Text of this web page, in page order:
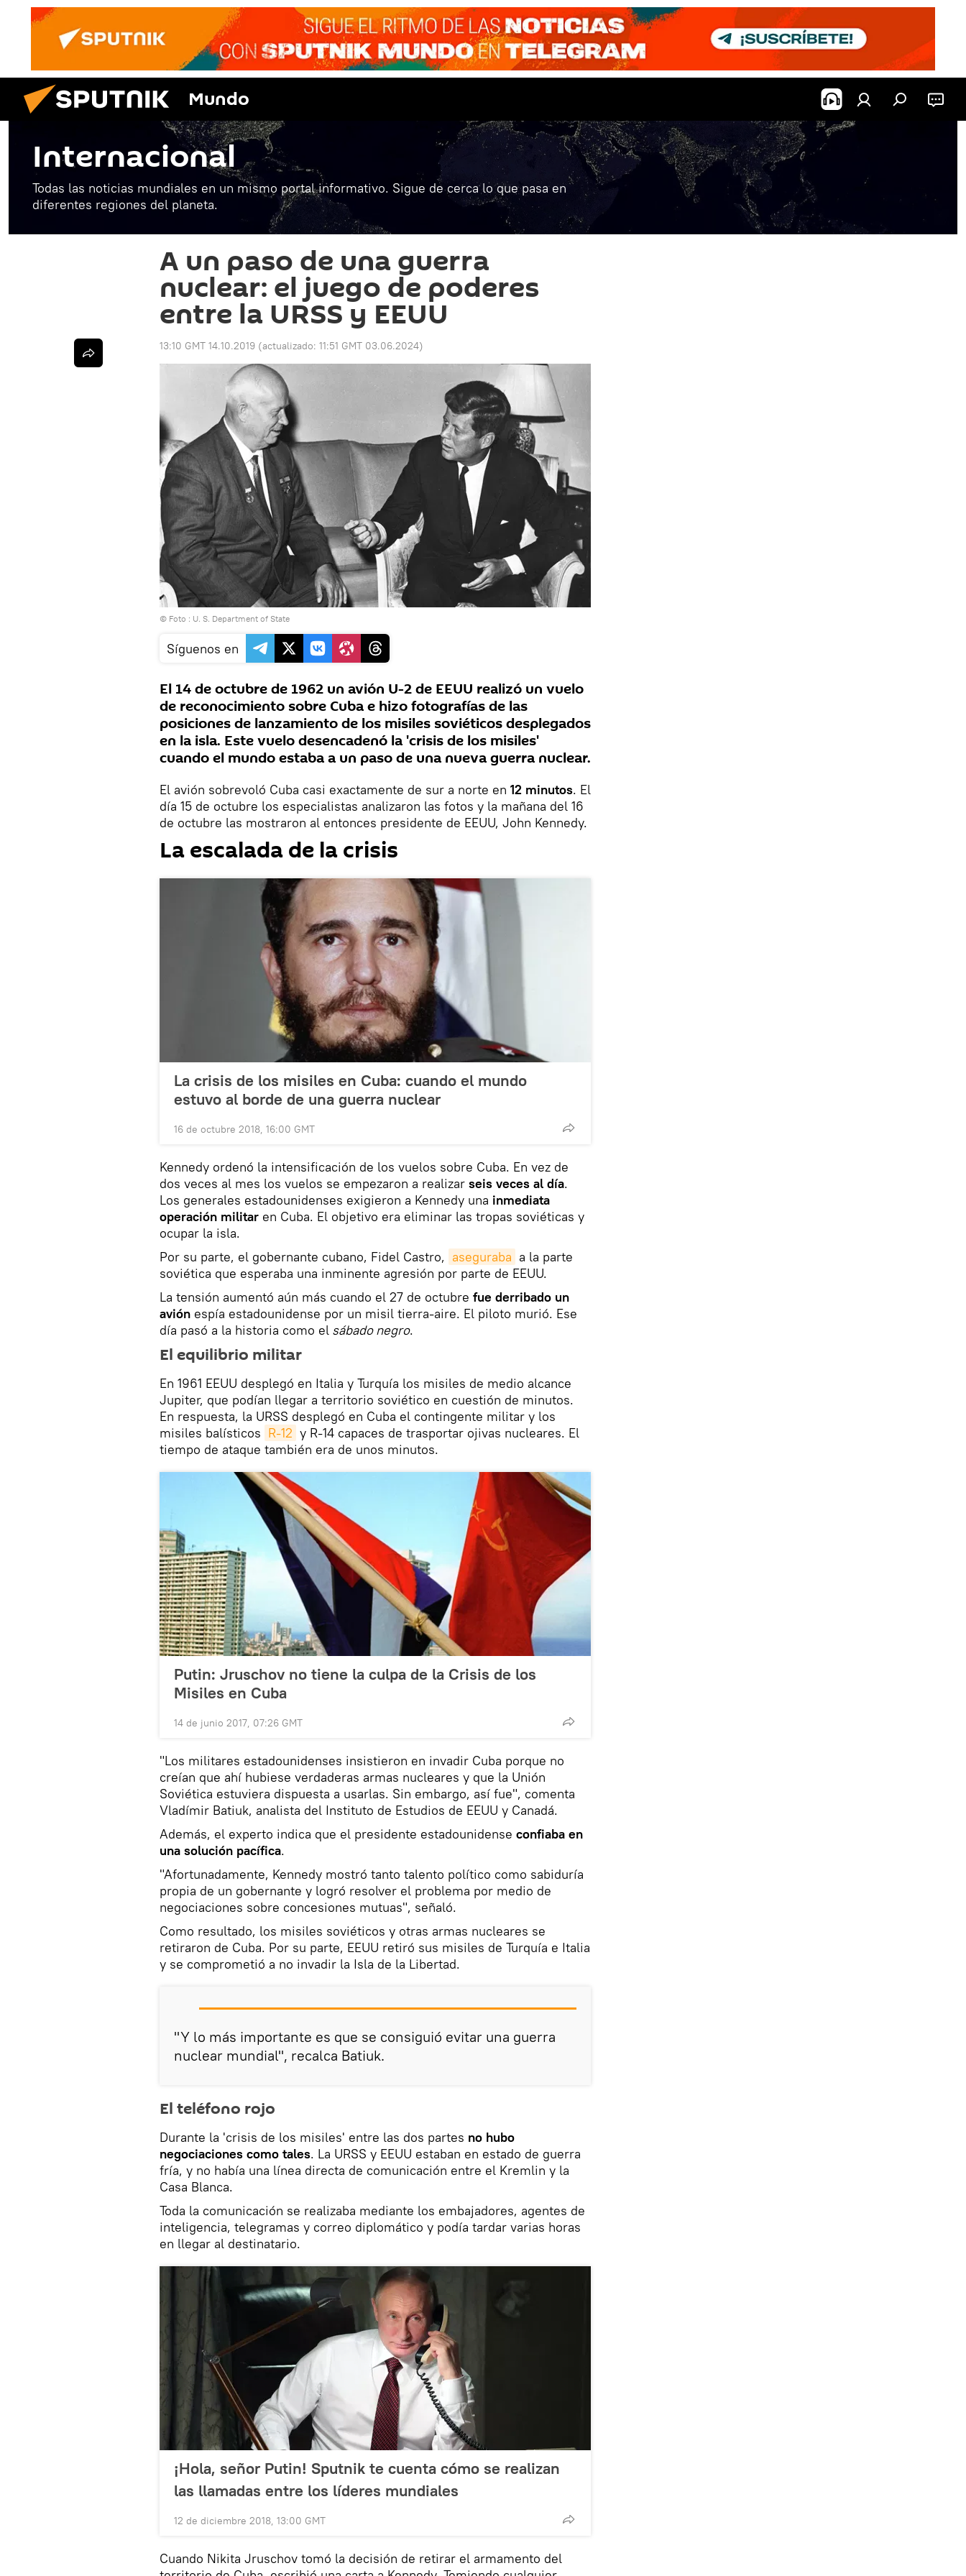
Mundo
Internacional
Todas las noticias mundiales en un mismo portal informativo. Sigue de cerca lo que pasa en
diferentes regiones del planeta.
A un paso de una guerra
nuclear: el juego de poderes
entre la URSS y EEUU
13:10 GMT 14.10.2019 (actualizado: 11:51 GMT 03.06.2024)
© Foto : U. S. Department of State
Síguenos en
El 14 de octubre de 1962 un avión U-2 de EEUU realizó un vuelo
de reconocimiento sobre Cuba e hizo fotografías de las
posiciones de lanzamiento de los misiles soviéticos desplegados
en la isla. Este vuelo desencadenó la 'crisis de los misiles'
cuando el mundo estaba a un paso de una nueva guerra nuclear.
El avión sobrevoló Cuba casi exactamente de sur a norte en 12 minutos. El
día 15 de octubre los especialistas analizaron las fotos y la mañana del 16
de octubre las mostraron al entonces presidente de EEUU, John Kennedy.
La escalada de la crisis
La crisis de los misiles en Cuba: cuando el mundo
estuvo al borde de una guerra nuclear
16 de octubre 2018, 16:00 GMT
Kennedy ordenó la intensificación de los vuelos sobre Cuba. En vez de
dos veces al mes los vuelos se empezaron a realizar seis veces al día.
Los generales estadounidenses exigieron a Kennedy una inmediata
operación militar en Cuba. El objetivo era eliminar las tropas soviéticas y
ocupar la isla.
Por su parte, el gobernante cubano, Fidel Castro, aseguraba a la parte
soviética que esperaba una inminente agresión por parte de EEUU.
La tensión aumentó aún más cuando el 27 de octubre fue derribado un
avión espía estadounidense por un misil tierra-aire. El piloto murió. Ese
día pasó a la historia como el sábado negro.
El equilibrio militar
En 1961 EEUU desplegó en Italia y Turquía los misiles de medio alcance
Jupiter, que podían llegar a territorio soviético en cuestión de minutos.
En respuesta, la URSS desplegó en Cuba el contingente militar y los
misiles balísticos R-12 y R-14 capaces de trasportar ojivas nucleares. El
tiempo de ataque también era de unos minutos.
Putin: Jruschov no tiene la culpa de la Crisis de los
Misiles en Cuba
14 de junio 2017, 07:26 GMT
"Los militares estadounidenses insistieron en invadir Cuba porque no
creían que ahí hubiese verdaderas armas nucleares y que la Unión
Soviética estuviera dispuesta a usarlas. Sin embargo, así fue", comenta
Vladímir Batiuk, analista del Instituto de Estudios de EEUU y Canadá.
Además, el experto indica que el presidente estadounidense confiaba en
una solución pacífica.
"Afortunadamente, Kennedy mostró tanto talento político como sabiduría
propia de un gobernante y logró resolver el problema por medio de
negociaciones sobre concesiones mutuas", señaló.
Como resultado, los misiles soviéticos y otras armas nucleares se
retiraron de Cuba. Por su parte, EEUU retiró sus misiles de Turquía e Italia
y se comprometió a no invadir la Isla de la Libertad.
"Y lo más importante es que se consiguió evitar una guerra
nuclear mundial", recalca Batiuk.
El teléfono rojo
Durante la 'crisis de los misiles' entre las dos partes no hubo
negociaciones como tales. La URSS y EEUU estaban en estado de guerra
fría, y no había una línea directa de comunicación entre el Kremlin y la
Casa Blanca.
Toda la comunicación se realizaba mediante los embajadores, agentes de
inteligencia, telegramas y correo diplomático y podía tardar varias horas
en llegar al destinatario.
¡Hola, señor Putin! Sputnik te cuenta cómo se realizan
las llamadas entre los líderes mundiales
12 de diciembre 2018, 13:00 GMT
Cuando Nikita Jruschov tomó la decisión de retirar el armamento del